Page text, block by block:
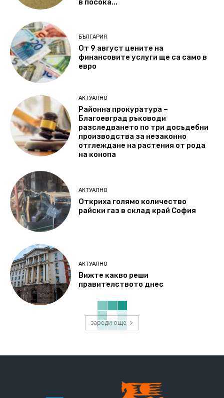
БЪЛГАРИЯ
От 9 август цените на
финансовите услуги ще са само в
евро
АКТУАЛНО
Районна прокуратура –
Благоевград ръководи
разследването по три досъдебни
производства за незаконно
отглеждане на растения от рода
на конопа
АКТУАЛНО
Откриха голямо количество
райски газ в склад край София
АКТУАЛНО
Вижте какво реши
правителството днес
зареди още